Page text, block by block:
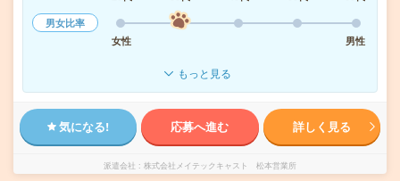
男女比率
女性
男性
もっと見る
気になる! 応募へ進む 詳しく見る
派遣会社 株式会社メイテックキャスト 松本営業所